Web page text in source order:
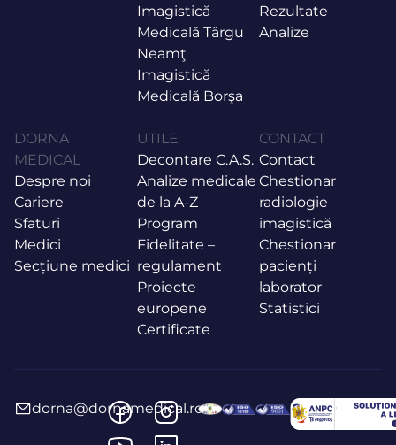
Imagistică
Medicală Târgu
Neamţ
Imagistică
Medicală Borşa
Rezultate
Analize
DORNA
MEDICAL
Despre noi
Cariere
Sfaturi
Medici
Secțiune medici
UTILE
Decontare C.A.S.
Analize medicale
de la A-Z
Program
Fidelitate –
regulament
Proiecte
europene
Certificate
CONTACT
Contact
Chestionar
radiologie
imagistică
Chestionar
pacienți
laborator
Statistici
dorna@dornamedical.ro